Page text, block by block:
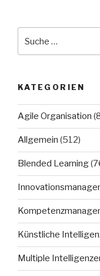
nach:
KATEGORIEN
Agile Organisation
Allgemein (512)
Blended Learning
Künstliche
Multiple